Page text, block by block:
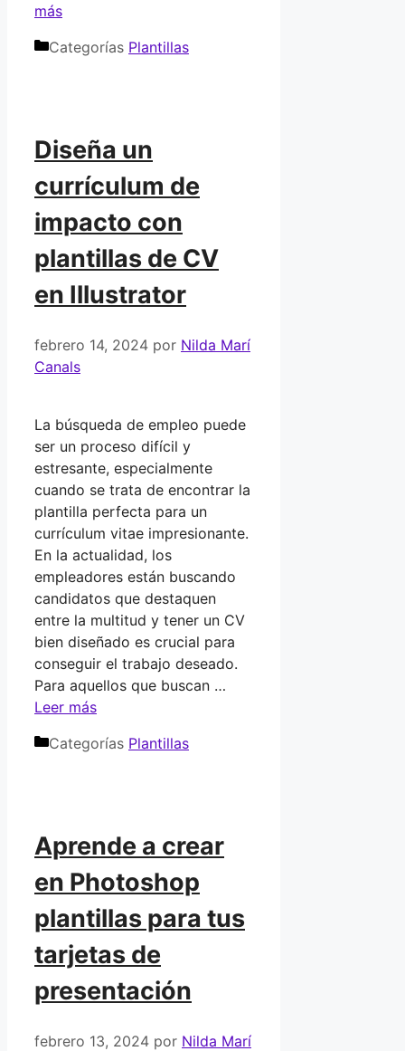
más
Categorías Plantillas
Diseña un
currículum de
impacto con
plantillas de CV
en Illustrator
febrero 14, 2024 por Nilda Marí
Canals
La búsqueda de empleo puede
ser un proceso difícil y
estresante, especialmente
cuando se trata de encontrar la
plantilla perfecta para un
currículum vitae impresionante.
En la actualidad, los
empleadores están buscando
candidatos que destaquen
entre la multitud y tener un CV
bien diseñado es crucial para
conseguir el trabajo deseado.
Para aquellos que buscan …
Leer más
Categorías Plantillas
Aprende a crear
en Photoshop
plantillas para tus
tarjetas de
presentación
febrero 13, 2024 por Nilda Marí